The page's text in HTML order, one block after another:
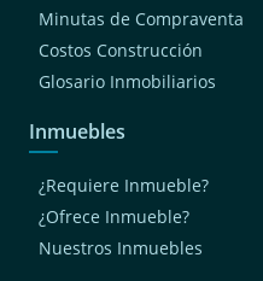
Minutas de Compraventa
Costos Construcción
Glosario Inmobiliarios
Inmuebles
¿Requiere Inmueble?
¿Ofrece Inmueble?
Nuestros Inmuebles